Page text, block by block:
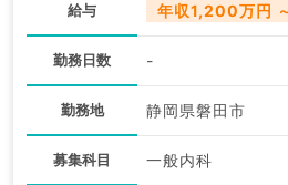
給与 年収1,200万円
勤務日数 -
勤務地 静岡県磐田市
募集科目 一般内科